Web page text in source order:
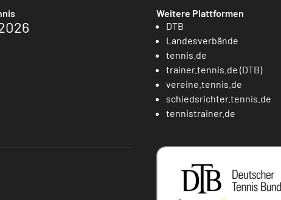
Weitere Plattformen
DTB
Landesverbände
tennis.de
trainer.tennis.de (DTB)
vereine.tennis.de
schiedsrichter.tennis.de
tennistrainer.de